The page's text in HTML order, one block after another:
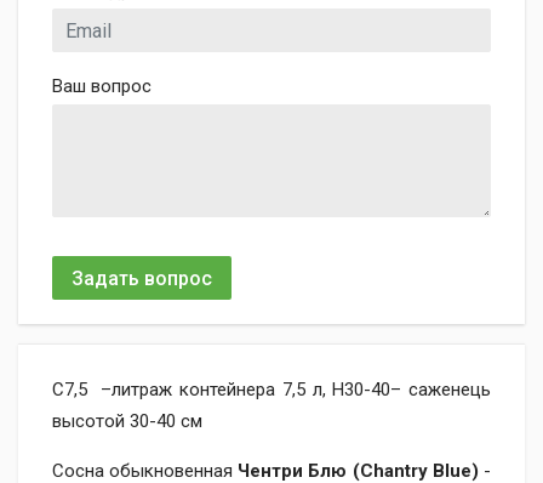
Ваш вопрос
Задать вопрос
C7,5 –литраж контейнера 7,5 л, H30-40– саженець
высотой 30-40 см
Сосна обыкновенная Чентри Блю (Chantry Blue) -